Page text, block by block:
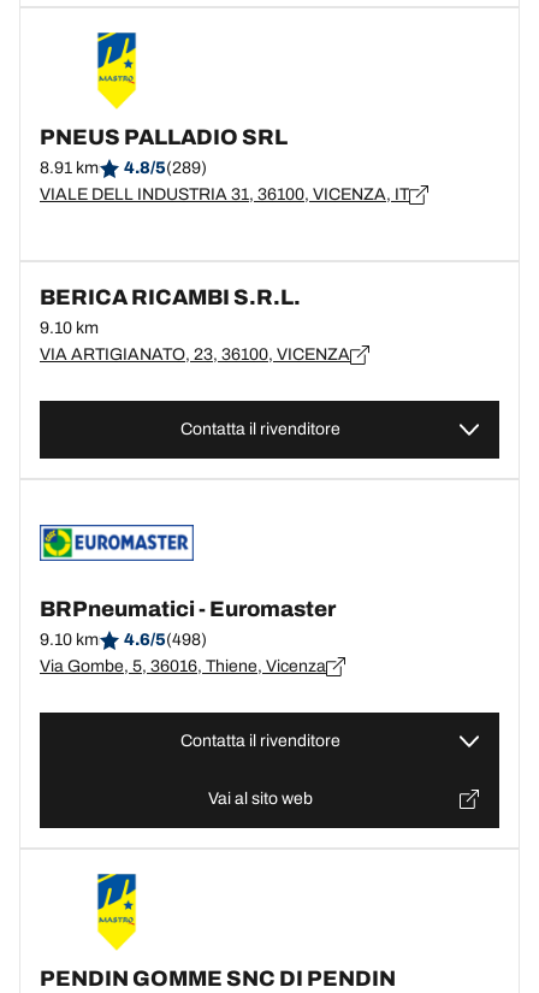
PNEUS PALLADIO SRL
8.91 km 4.8/5(289)
VIALE DELL INDUSTRIA 31, 36100, VICENZA, IT
BERICA RICAMBI S.R.L.
9.10 km
VIA ARTIGIANATO, 23, 36100, VICENZA
Contatta il rivenditore
BRPneumatici - Euromaster
9.10 km 4.6/5(498)
Via Gombe, 5, 36016, Thiene, Vicenza
Contatta il rivenditore
Vai al sito web
PENDIN GOMME SNC DI PENDIN